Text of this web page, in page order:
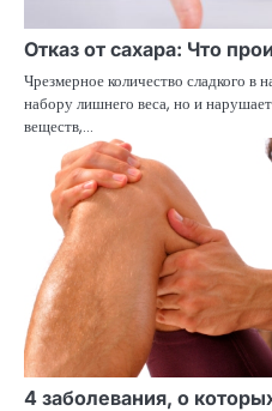
Отказ от сахара: Что
Чрезмерное количество сладкого в
набору лишнего веса, но и
веществ,…
4 заболевания, о